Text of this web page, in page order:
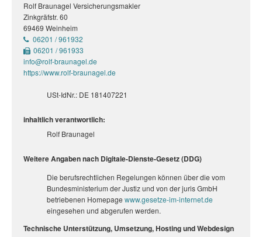
Rolf Braunagel Versicherungsmakler
Zinkgräfstr. 60
69469 Weinheim
06201 / 961932
06201 / 961933
info@rolf-braunagel.de
https://www.rolf-braunagel.de
USt-IdNr.: DE 181407221
inhaltlich verantwortlich:
Rolf Braunagel
Weitere Angaben nach Digitale-Dienste-Gesetz (DDG)
Die berufsrechtlichen Regelungen können über die vom
Bundesministerium der Justiz und von der juris GmbH
betriebenen Homepage www.gesetze-im-internet.de
eingesehen und abgerufen werden.
Technische Unterstützung, Umsetzung, Hosting und Webdesign